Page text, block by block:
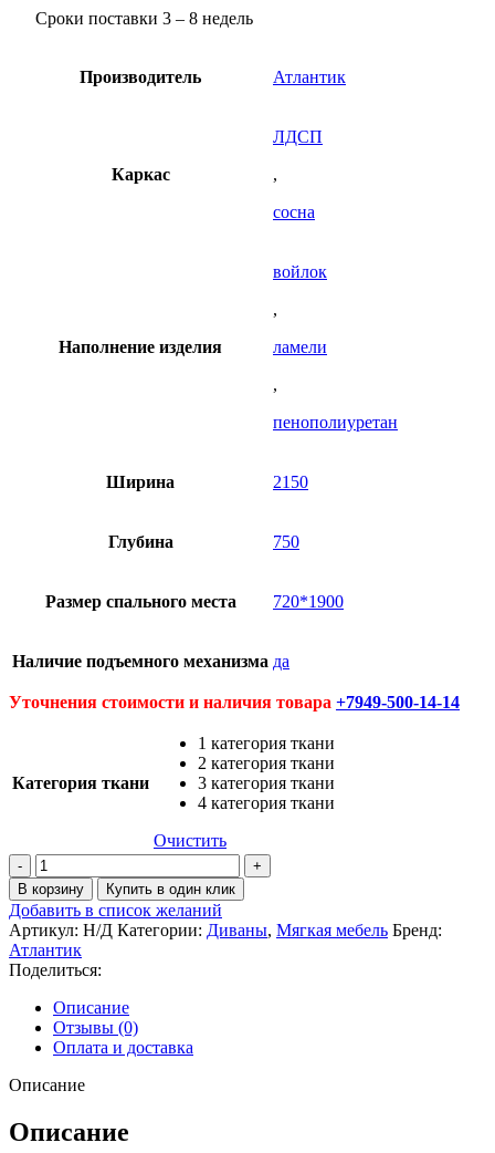
–
Сроки поставки 3 – 8 недель
Производитель Атлантик
Каркас
ЛДСП
,
сосна
Наполнение изделия
войлок
,
ламели
,
пенополиуретан
Ширина 2150
Глубина 750
Размер спального места 720*1900
Наличие подъемного механизма да
Уточнения стоимости и наличия товара +7949-500-14-14
Категория ткани
1 категория ткани
2 категория ткани
3 категория ткани
4 категория ткани
Очистить
Количество
товара
Диван
Софа
В корзину Купить в один клик
Добавить в список желаний
Артикул: Н/Д Категории: Диваны, Мягкая мебель Бренд:
Атлантик
Поделиться:
Описание
Отзывы (0)
Оплата и доставка
Описание
Описание